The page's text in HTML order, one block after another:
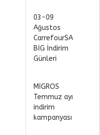
03-09
Ağustos
CarrefourSA
BİG İndirim
Günleri
MİGROS
Temmuz ayı
indirim
kampanyası